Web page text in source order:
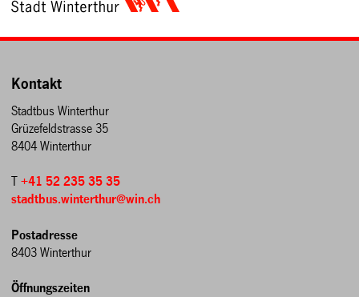
Kontakt
Stadtbus Winterthur
Grüzefeldstrasse 35
8404 Winterthur
T+41 52 235 35 35
stadtbus.winterthur@win.ch
Postadresse
8403 Winterthur
Öffnungszeiten